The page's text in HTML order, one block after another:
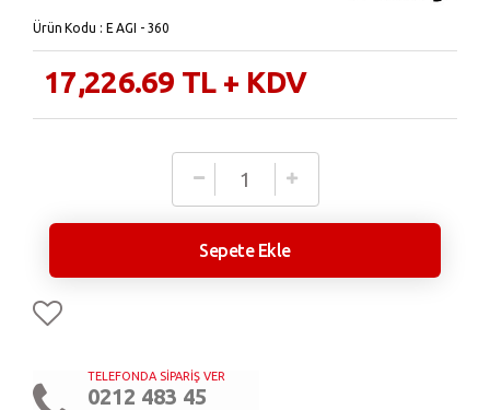
Ürün Kodu : E AGI - 360
17,226.69 TL + KDV
TELEFONDA SİPARİŞ VER
0212 483 45
Sepete Ekle